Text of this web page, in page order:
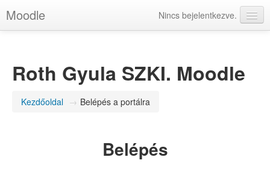
Moodle
Nincs bejelentkezve.
Roth Gyula SZKI. Moodle
Kezdőoldal → Belépés a portálra
Belépés